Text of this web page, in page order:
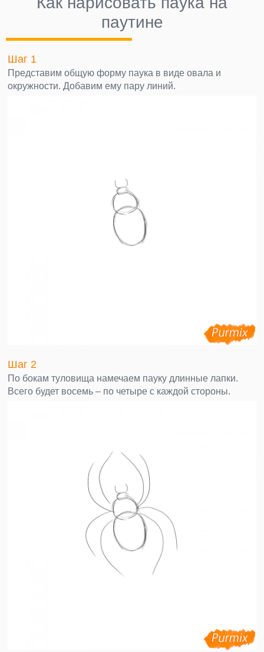
паутине
Шаг 1
Представим общую форму паука в виде овала и
окружности. Добавим ему пару линий.
Шаг 2
По бокам туловища намечаем пауку длинные лапки.
Всего будет восемь – по четыре с каждой стороны.